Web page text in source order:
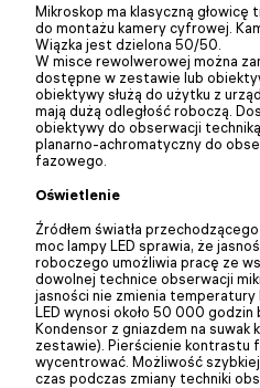
Mikroskop ma klasyczną głowicę
do montażu kamery cyfrowej.
Wiązka jest dzielona 50/50.
W misce rewolwerowej można
dostępne w zestawie lub
obiektywy służą do użytku z
mają dużą odległość roboczą.
obiektywy do obserwacji
planarno-achromatyczny do
fazowego.
Oświetlenie
Źródłem światła
moc lampy LED sprawia, że
roboczego umożliwia pracę ze
dowolnej technice obserwacji
jasności nie zmienia
LED wynosi około 50 000 godzin
Kondensor z gniazdem na
zestawie). Pierścienie kontrastu
wycentrować. Możliwość
czas podczas zmiany techniki